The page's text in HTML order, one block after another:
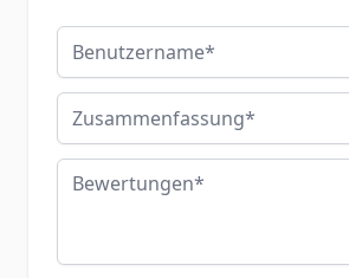
Benutzername
Zusammenfassung
Bewertungen